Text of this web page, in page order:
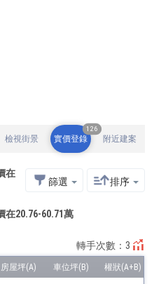
檢視街景 實價登錄
126
附近建案
在
篩選 排序
在20.76-60.71萬
轉手次數：3